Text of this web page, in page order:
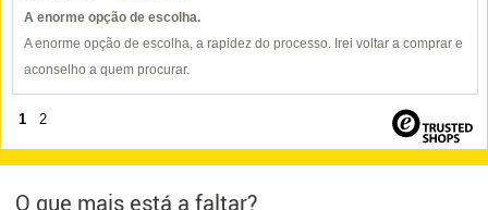
A enorme opção de escolha.
A enorme opção de escolha, a rapidez do processo. Irei voltar a comprar e
aconselho a quem procurar.
1 2
O que mais está a faltar?